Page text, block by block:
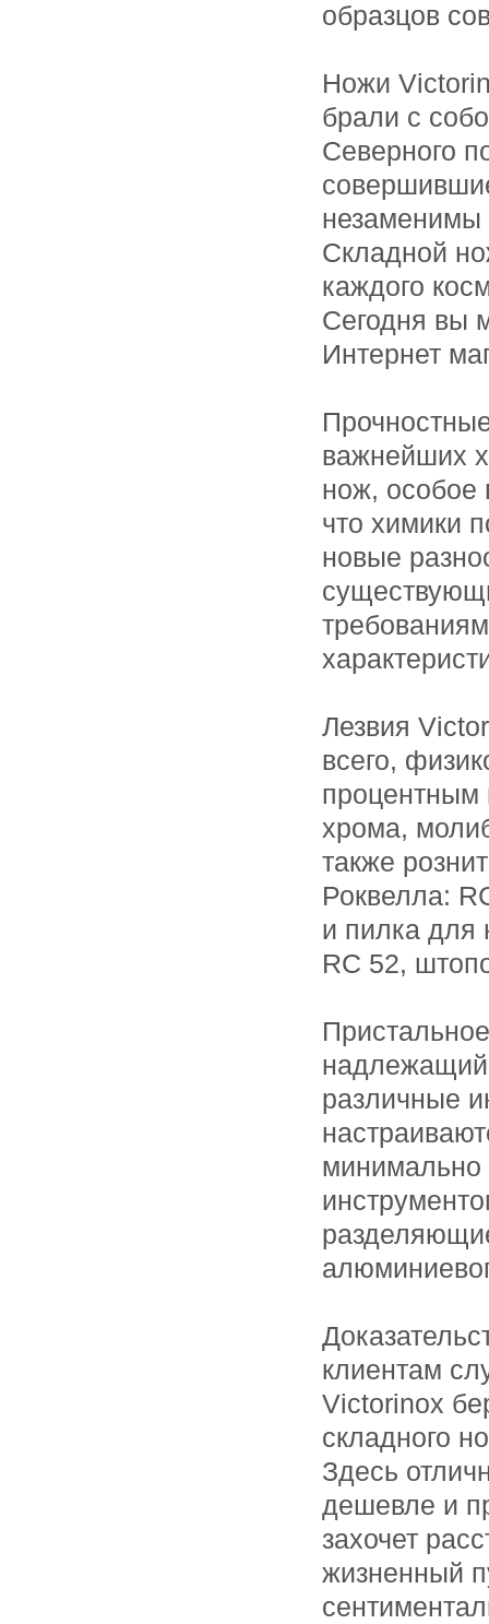
образцов
Ножи
брали с
Северного
незаменимы
Складной
каждого
Сегодня вы
Интернет
важнейших
нож, особое
что химики
новые
Лезвия
всего,
процентным
хрома,
также
Роквелла:
и пилка для
RC 52,
различные
минимально
клиентам
Victorinox
складного
Здесь
дешевле и
захочет
жизненный